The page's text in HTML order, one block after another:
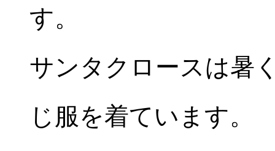
す。
サンタクロースは暑
じ服を着ています。